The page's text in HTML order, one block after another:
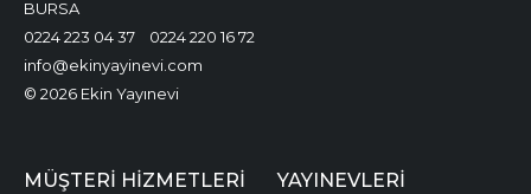
BURSA
0224 223 04 37
0224 220 16 72
info@ekinyayinevi.com
© 2026 Ekin Yayınevi
MÜŞTERI HIZMETLERI YAYINEVLERI